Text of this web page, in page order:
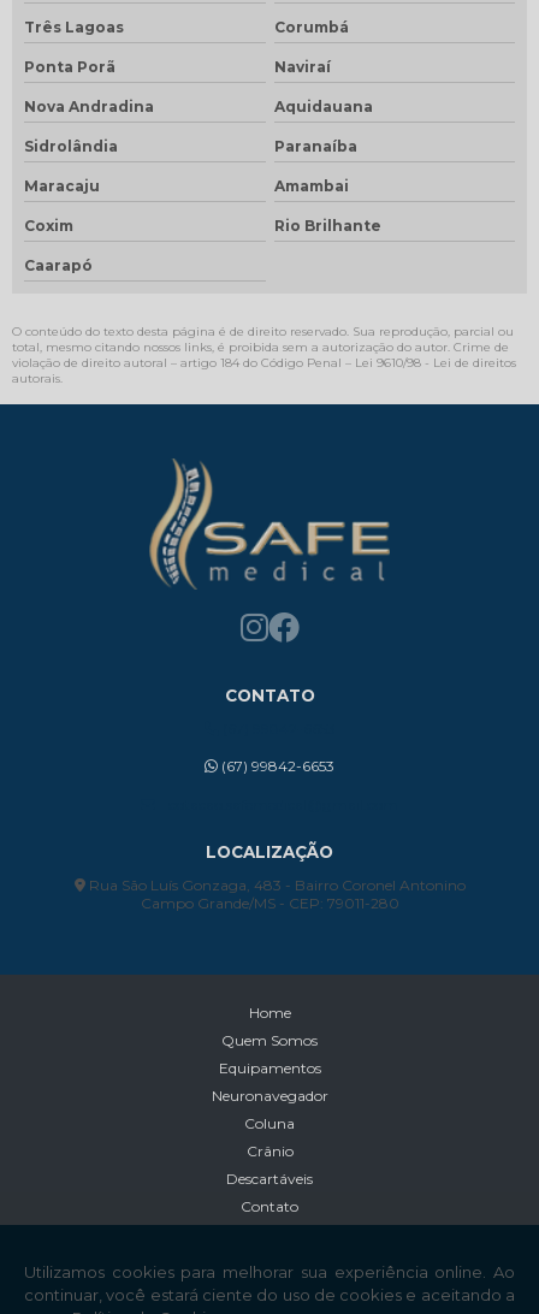
Três Lagoas Corumbá
Ponta Porã Naviraí
Nova Andradina Aquidauana
Sidrolândia Paranaíba
Maracaju Amambai
Coxim Rio Brilhante
Caarapó
O conteúdo do texto desta página é de direito reservado. Sua reprodução, parcial ou
total, mesmo citando nossos links, é proibida sem a autorização do autor. Crime de
violação de direito autoral – artigo 184 do Código Penal – Lei 9610/98 - Lei de direitos
autorais.
CONTATO
(67) 99842-6653
LOCALIZAÇÃO
Rua São Luís Gonzaga, 483 - Bairro Coronel Antonino
Campo Grande/MS - CEP: 79011-280
Home
Quem Somos
Equipamentos
Neuronavegador
Coluna
Crânio
Descartáveis
Contato
Mapa do site